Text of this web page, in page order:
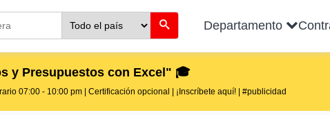
Departamento
y Presupuestos con Excel" 🎓
07:00 - 10:00 pm | Certificación opcional | ¡Inscríbete aquí! | #publicidad